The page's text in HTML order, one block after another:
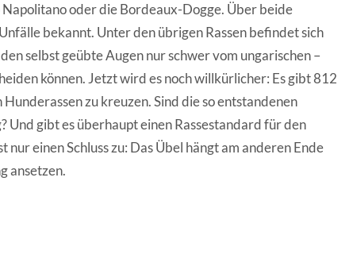
oder die Bordeaux-Dogge. Über beide
bekannt. Unter den übrigen Rassen befindet sich
selbst geübte Augen nur schwer vom ungarischen –
können. Jetzt wird es noch willkürlicher: Es gibt 812
zu kreuzen. Sind die so entstandenen
gibt es überhaupt einen Rassestandard für den
nur einen Schluss zu: Das Übel hängt am anderen Ende
ansetzen.